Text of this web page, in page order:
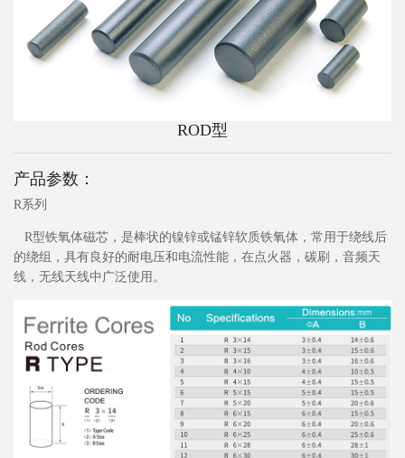
ROD型
产品参数：
R系列
R型铁氧体磁芯，是棒状的镍锌或锰锌软质铁氧体，常用于绕线后
的绕组，具有良好的耐电压和电流性能，在点火器，碳刷，音频天
线，无线天线中广泛使用。